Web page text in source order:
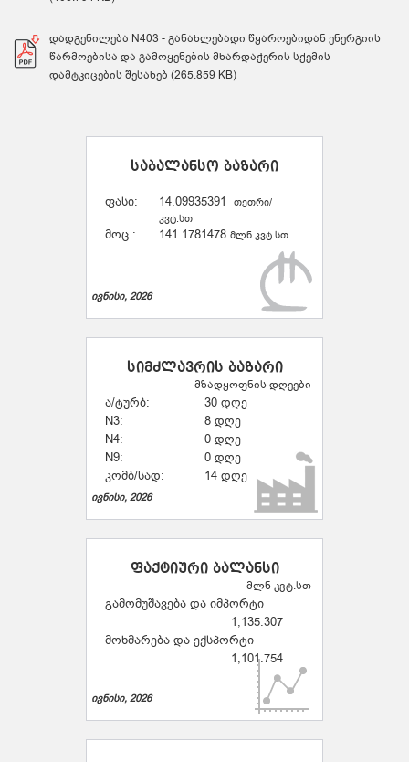
დადგენილება N403 - განახლებადი წყაროებიდან ენერგიის
წარმოებისა და გამოყენების მხარდაჭერის სქემის
დამტკიცების შესახებ (265.859 KB)
საბალანსო ბაზარი
ფასი: 14.09935391
თეთრი/
კვტ.სთ
მოც.: 141.1781478 მლნ კვტ.სთ
ივნისი, 2026
სიმძლავრის ბაზარი
მზადყოფნის დღეები
ა/ტურბ:
30 დღე
N3:
8 დღე
N4:
0 დღე
N9:
0 დღე
კომბ/სად:
14 დღე
ივნისი, 2026
ფაქტიური ბალანსი
მლნ კვტ.სთ
გამომუშავება და იმპორტი
1,135.307
მოხმარება და ექსპორტი
1,101.754
ივნისი, 2026